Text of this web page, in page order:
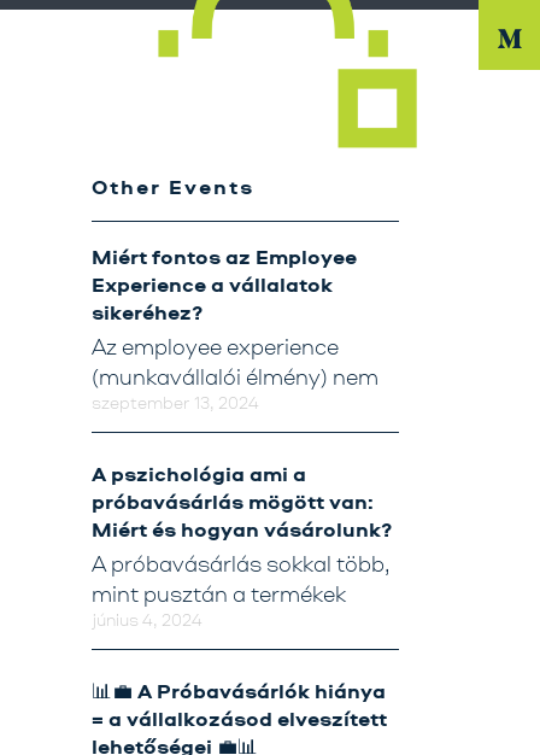
Rólunk
Üzletágak
Kapcsolat
Tréning
Próbavásárlóknak
Blog
Other Events
Miért fontos az Employee
Experience a vállalatok
sikeréhez?
szeptember 13, 2024
Az employee experience
(munkavállalói élmény) nem
A pszichológia ami a
próbavásárlás mögött van:
Miért és hogyan vásárolunk?
június 4, 2024
A próbavásárlás sokkal több,
mint pusztán a termékek
📊💼 A Próbavásárlók hiánya
= a vállalkozásod elveszített
lehetőségei 💼📊